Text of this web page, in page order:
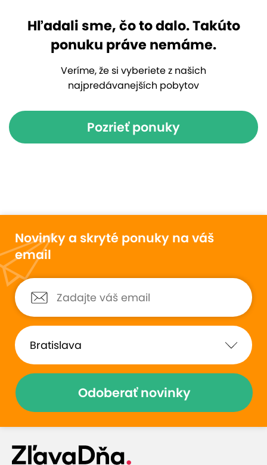
Hľadali sme, čo to dalo. Takúto
ponuku práve nemáme.
Veríme, že si vyberiete z našich
najpredávanejších pobytov
Pozrieť ponuky
Novinky a skryté ponuky na váš
email
Odoberať novinky